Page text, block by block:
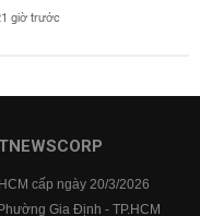
giờ trước
cấp ngày 20/3/2026
Gia Định - TP.HCM